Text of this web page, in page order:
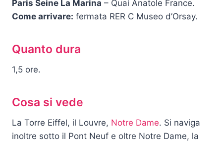
Paris Seine La Marina – Quai Anatole France.
Come arrivare: fermata RER C Museo d’Orsay.
Quanto dura
1,5 ore.
Cosa si vede
La Torre Eiffel, il Louvre, Notre Dame. Si naviga
inoltre sotto il Pont Neuf e oltre Notre Dame, la